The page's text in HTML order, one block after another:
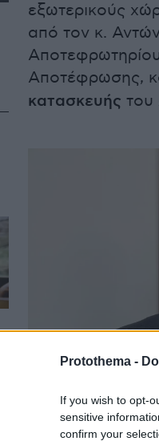
Protothema -
If you wish to opt-
sensitive
confirm your
εξωτερικούς
από τον κ.
Αποτέφρωσης,
κατασκευής του